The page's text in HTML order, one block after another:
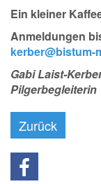
Ein kleiner
Anmeldungen
kerber@bistum-
Gabi Laist-
Pilgerbegleiterin
Zurück